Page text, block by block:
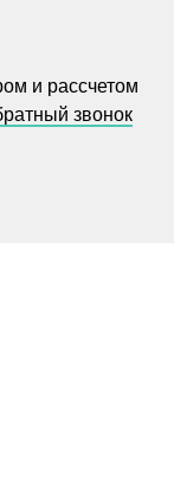
и раcсчетом
звонок